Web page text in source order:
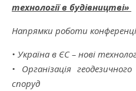
технології в будівництві»
Напрямки роботи
• Україна в ЄС – нові
• Організація
споруд